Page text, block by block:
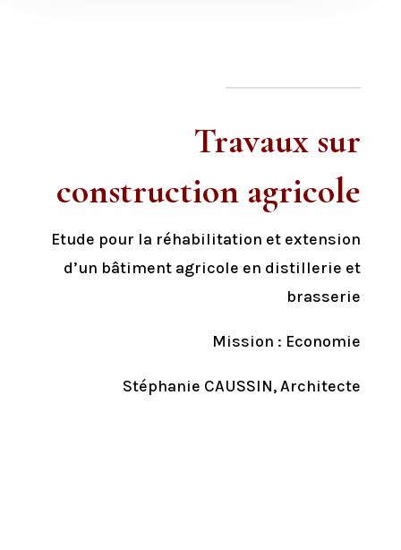
Travaux sur
construction agricole
Etude pour la réhabilitation et extension
d’un bâtiment agricole en distillerie et
brasserie
Mission : Economie
Stéphanie CAUSSIN, Architecte